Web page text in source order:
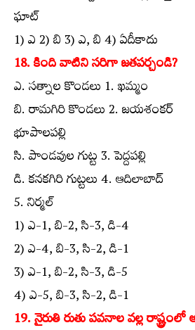
ఘాట్‌
1) ఎ 2) బి 3) ఎ, బి 4) ఏదీకాదు
18. కింది వాటిని సరిగా జతపర్చండి?
ఎ. సత్నాల కొండలు 1. ఖమ్మం
బి. రామగిరి కొండలు 2. జయశంకర్‌
భూపాలపల్లి
సి. పాండవుల గుట్ట 3. పెద్దపల్లి
డి. కనకగిరి గుట్టలు 4. ఆదిలాబాద్‌
5. నిర్మల్‌
1) ఎ-1, బి-2, సి-3, డి-4
2) ఎ-4, బి-3, సి-2, డి-1
3) ఎ-1, బి-2, సి-3, డి-5
4) ఎ-5, బి-3, సి-2, డి-1
19. నైరుతి రుతు పవనాల వల్ల